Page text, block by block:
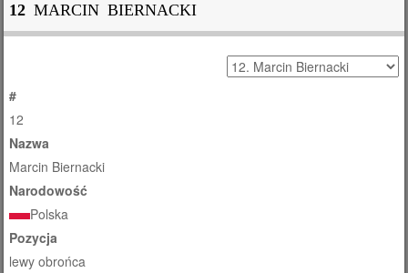
12 MARCIN BIERNACKI
#
12
Nazwa
Marcin Biernacki
Narodowość
Polska
Pozycja
lewy obrońca